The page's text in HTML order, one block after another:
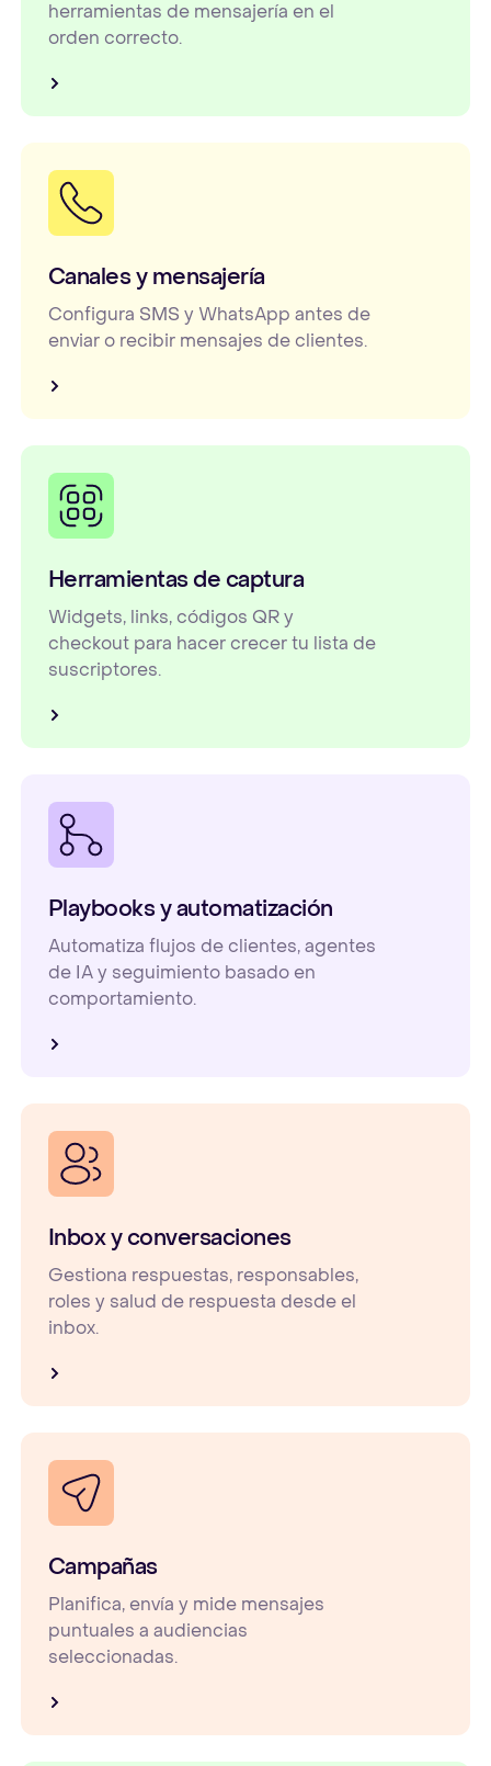
herramientas de mensajería en el
orden correcto.
Canales y mensajería
Configura SMS y WhatsApp antes de
enviar o recibir mensajes de clientes.
Herramientas de captura
Widgets, links, códigos QR y
checkout para hacer crecer tu lista de
suscriptores.
Playbooks y automatización
Automatiza flujos de clientes, agentes
de IA y seguimiento basado en
comportamiento.
Inbox y conversaciones
Gestiona respuestas, responsables,
roles y salud de respuesta desde el
inbox.
Campañas
Planifica, envía y mide mensajes
puntuales a audiencias
seleccionadas.